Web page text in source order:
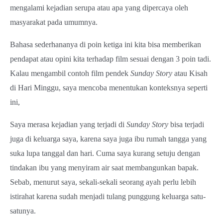
mengalami kejadian serupa atau apa yang dipercaya oleh
masyarakat pada umumnya.
Bahasa sederhananya di poin ketiga ini kita bisa memberikan
pendapat atau opini kita terhadap film sesuai dengan 3 poin tadi.
Kalau mengambil contoh film pendek Sunday Story atau Kisah
di Hari Minggu, saya mencoba menentukan konteksnya seperti
ini,
Saya merasa kejadian yang terjadi di Sunday Story bisa terjadi
juga di keluarga saya, karena saya juga ibu rumah tangga yang
suka lupa tanggal dan hari. Cuma saya kurang setuju dengan
tindakan ibu yang menyiram air saat membangunkan bapak.
Sebab, menurut saya, sekali-sekali seorang ayah perlu lebih
istirahat karena sudah menjadi tulang punggung keluarga satu-
satunya.